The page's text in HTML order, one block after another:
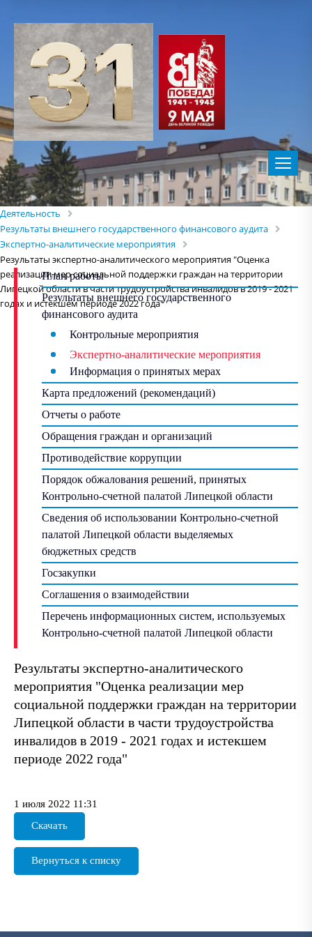
Деятельность
Результаты внешнего государственного финансового аудита
Экспертно-аналитические мероприятия
Результаты экспертно-аналитического мероприятия "Оценка
реализации мер социальной поддержки граждан на территории
Липецкой области в части трудоустройства инвалидов в 2019 - 2021
годах и истекшем периоде 2022 года"
План работы
Результаты внешнего государственного
финансового аудита
Контрольные мероприятия
Экспертно-аналитические мероприятия
Информация о принятых мерах
Карта предложений (рекомендаций)
Отчеты о работе
Обращения граждан и организаций
Противодействие коррупции
Порядок обжалования решений, принятых
Контрольно-счетной палатой Липецкой области
Сведения об использовании Контрольно-счетной
палатой Липецкой области выделяемых
бюджетных средств
Госзакупки
Соглашения о взаимодействии
Перечень информационных систем, используемых
Контрольно-счетной палатой Липецкой области
Результаты экспертно-аналитического
мероприятия "Оценка реализации мер
социальной поддержки граждан на территории
Липецкой области в части трудоустройства
инвалидов в 2019 - 2021 годах и истекшем
периоде 2022 года"
1 июля 2022 11:31
Скачать
Вернуться к списку